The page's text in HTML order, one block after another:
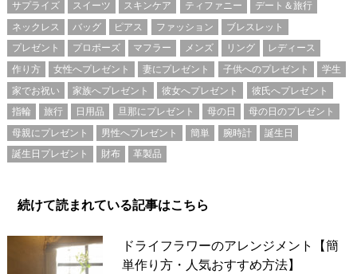
サプライズ スイーツ スキンケア ティファニー
デート＆旅行
ネックレス
バッグ ピアス ファッション
ブレスレット
プレゼント
プロポーズ マフラー メンズ リング
レディース
作り方
女性へプレゼント 妻にプレゼント 子供へのプレゼント
学生
家でお祝い
家族へプレゼント 彼女へプレゼント
彼氏へプレゼント
指輪
旅行 日用品 旦那にプレゼント 母の日
母の日のプレゼント
母親にプレゼント
男性へプレゼント 簡単 腕時計
誕生日
誕生日プレゼント
財布 革製品
続けて読まれている記事はこちら
ドライフラワーのアレンジメント【簡
単作り方・人気おすすめ方法】